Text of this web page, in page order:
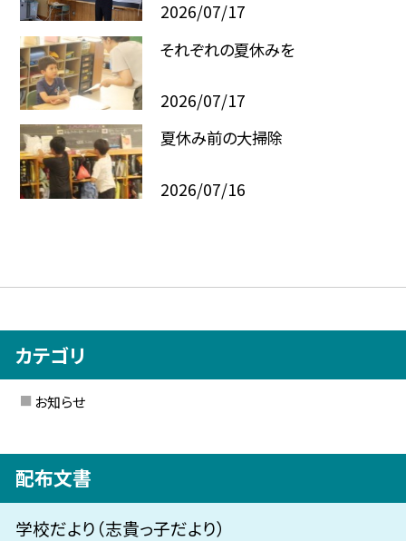
2026/07/17
それぞれの夏休みを
2026/07/17
夏休み前の大掃除
2026/07/16
カテゴリ
お知らせ
配布文書
学校だより（志貴っ子だより）